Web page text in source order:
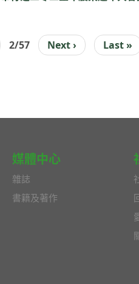
2/57
下
一
Next ›
Last
page
Last »
媒體中心
雜誌
書籍及著作